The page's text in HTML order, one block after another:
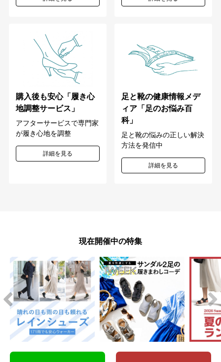
購入後も安心「履き心
地調整サービス」
アフターサービスで専門家
が履き心地を調整
詳細を見る
足と靴の健康情報メデ
ィア「足のお悩み百
科」
足と靴の悩みの正しい解決
方法を発信中
詳細を見る
現在開催中の特集